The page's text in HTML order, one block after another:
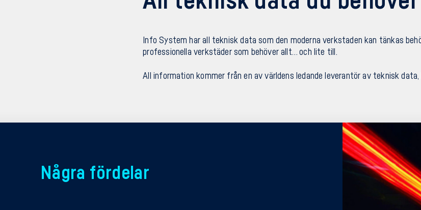
Info System har all teknisk data som den moderna verkstaden kan tänkas
professionella verkstäder som behöver allt… och lite till.
All information kommer från en av världens ledande leverantör av teknisk data,
Några fördelar